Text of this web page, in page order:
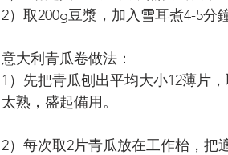
2）取200g豆漿，加入雪耳煮4-5分
意大利青瓜卷做法：
1）先把青瓜刨出平均大小12薄片
太熟，盛起備用。
2）每次取2片青瓜放在工作枱，把